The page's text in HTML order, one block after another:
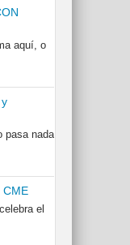
aquí, o
pasa nada
CME
el